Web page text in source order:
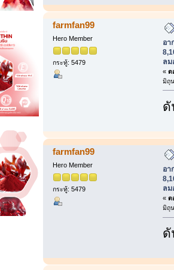
farmfan99
Hero Member
กระทู้: 5479
อา
ลม
« ต
มิถุ
ดั
farmfan99
Hero Member
กระทู้: 5479
อา
ลม
« ต
มิถุ
ดั